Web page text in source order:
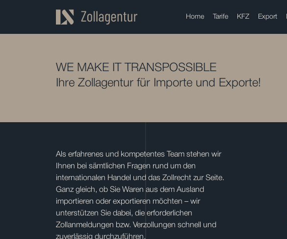
Home Tarife KFZ Export
WE MAKE IT TRANSPOSSIBLE
Ihre Zollagentur für Importe und Exporte!
Als erfahrenes und kompetentes Team stehen wir
Ihnen bei sämtlichen Fragen rund um den
internationalen Handel und das Zollrecht zur Seite.
Ganz gleich, ob Sie Waren aus dem Ausland
importieren oder exportieren möchten – wir
unterstützen Sie dabei, die erforderlichen
Zollanmeldungen bzw. Verzollungen schnell und
zuverlässig durchzuführen.